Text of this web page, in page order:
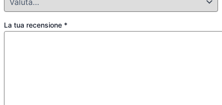
La tua recensione *